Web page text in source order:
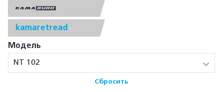
kamaretread
Модель
NT 102
Сбросить